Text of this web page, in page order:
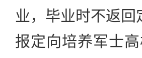
业，毕业时不返
报定向培养军士